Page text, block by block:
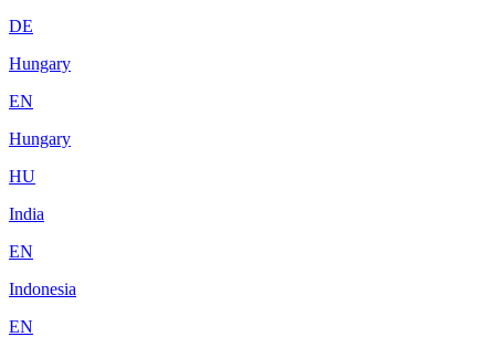
DE
Hungary
EN
Hungary
HU
India
EN
Indonesia
EN